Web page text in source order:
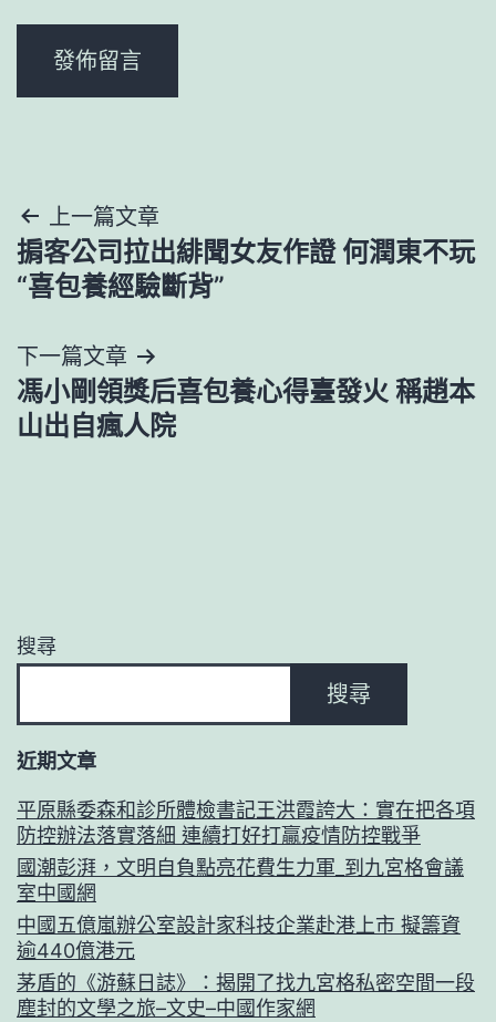
文
章
覽
上一篇文章
掮客公司拉出緋聞女友作證 何潤東不玩
“喜包養經驗斷背”
下一篇文章
馮小剛領獎后喜包養心得臺發火 稱趙本
山出自瘋人院
搜尋
搜尋
近期文章
平原縣委森和診所體檢書記王洪霞誇大：實在把各項
防控辦法落實落細 連續打好打贏疫情防控戰爭
國潮彭湃，文明自負點亮花費生力軍_到九宮格會議
室中國網
中國五億嵐辦公室設計家科技企業赴港上市 擬籌資
逾440億港元
茅盾的《游蘇日誌》：揭開了找九宮格私密空間一段
塵封的文學之旅–文史–中國作家網